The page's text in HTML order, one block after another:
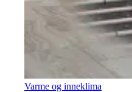
Varme og inneklima